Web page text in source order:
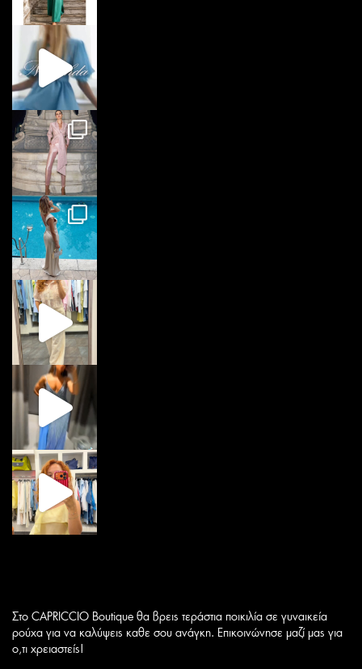
Στο CAPRICCIO Boutique θα βρεις τεράστια ποικιλία σε γυναικεία
ρούχα για να καλύψεις καθε σου ανάγκη. Επικοινώνησε μαζί μας για
ο,τι χρειαστείς!